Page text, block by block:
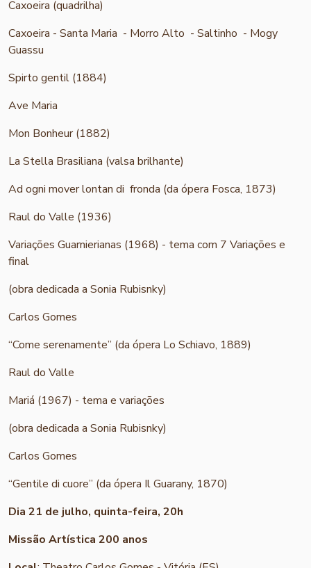
Caxoeira (quadrilha)
Caxoeira - Santa Maria - Morro Alto - Saltinho - Mogy
Guassu
Spirto gentil (1884)
Ave Maria
Mon Bonheur (1882)
La Stella Brasiliana (valsa brilhante)
Ad ogni mover lontan di fronda (da ópera Fosca, 1873)
Raul do Valle (1936)
Variações Guarnierianas (1968) - tema com 7 Variações e
final
(obra dedicada a Sonia Rubisnky)
Carlos Gomes
“Come serenamente” (da ópera Lo Schiavo, 1889)
Raul do Valle
Mariá (1967) - tema e variações
(obra dedicada a Sonia Rubisnky)
Carlos Gomes
“Gentile di cuore” (da ópera Il Guarany, 1870)
Dia 21 de julho, quinta-feira, 20h
Missão Artística 200 anos